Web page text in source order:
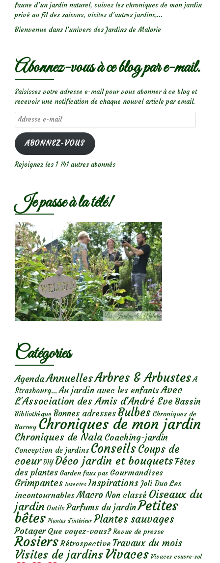
faune d’un jardin naturel, suivez les chroniques de mon jardin
privé au fil des saisons, visitez d’autres jardins,...
Bienvenue dans l’univers des Jardins de Malorie
Abonnez-vous à ce blog par e-mail.
Saisissez votre adresse e-mail pour vous abonner à ce blog et
recevoir une notification de chaque nouvel article par email.
Adresse
e-
mail
ABONNEZ-VOUS
Rejoignez les 1 741 autres abonnés
Je passe à la télé!
Catégories
AgendaAnnuellesArbres & Arbustes A
Strasbourg... Au jardin avec les enfantsAvec
L'Association des Amis d'André Eve Bassin
Bibliothèque Bonnes adresses Bulbes Chroniques de
Barney Chroniques de mon jardin
Chroniques de Nala Coaching-jardin
Conception de jardins ConseilsCoups de
coeur DIY Déco jardin et bouquetsFêtes
des plantes Garden faux pas Gourmandises
Grimpantes Insectes Inspirations Joli Duo Les
incontournables Macro Non classé Oiseaux du
jardin Outils Parfums du jardinPetites
bêtes Plantes d’intérieur Plantes sauvages
Potager Que voyez-vous? Revue de presse
Rosiers Rétrospective Travaux du mois
Visites de jardins Vivaces Vivaces couvre-sol